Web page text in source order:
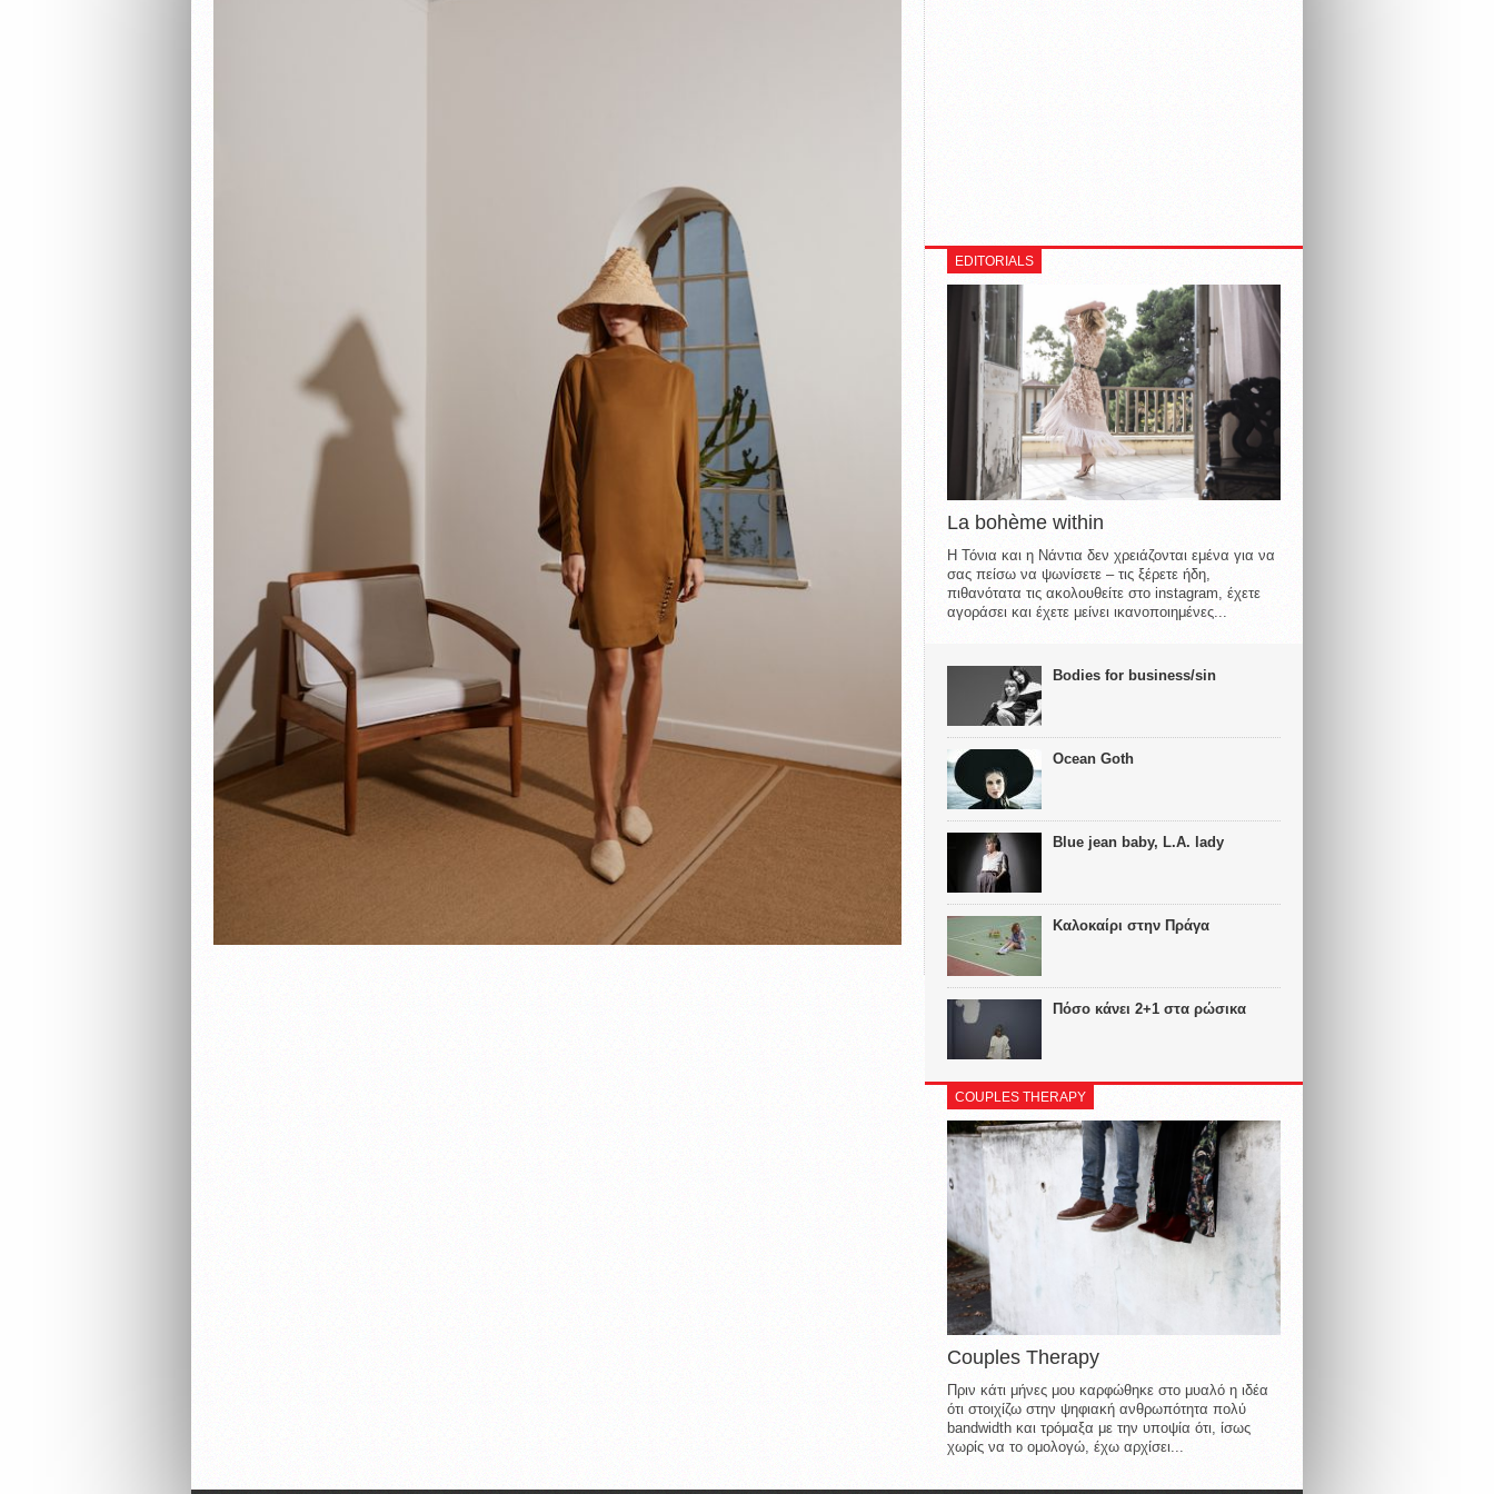
EDITORIALS
La bohème within
Η Τόνια και η Νάντια δεν χρειάζονται εμένα για να
σας πείσω να ψωνίσετε – τις ξέρετε ήδη,
πιθανότατα τις ακολουθείτε στο instagram, έχετε
αγοράσει και έχετε μείνει ικανοποιημένες...
Bodies for business/sin
Ocean Goth
Blue jean baby, L.A. lady
Καλοκαίρι στην Πράγα
Πόσο κάνει 2+1 στα ρώσικα
COUPLES THERAPY
Couples Therapy
Πριν κάτι μήνες μου καρφώθηκε στο μυαλό η ιδέα
ότι στοιχίζω στην ψηφιακή ανθρωπότητα πολύ
bandwidth και τρόμαξα με την υποψία ότι, ίσως
χωρίς να το ομολογώ, έχω αρχίσει...